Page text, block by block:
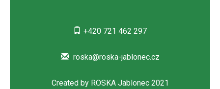
+420 721 462 297
roska@roska-jablonec.cz
Created by ROSKA Jablonec 2021